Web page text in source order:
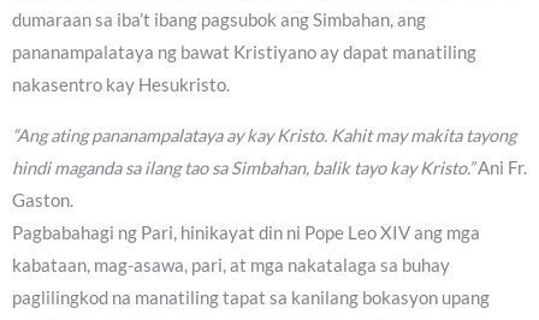
dumaraan sa iba’t ibang pagsubok ang Simbahan, ang
pananampalataya ng bawat Kristiyano ay dapat manatiling
nakasentro kay Hesukristo.
“Ang ating pananampalataya ay kay Kristo. Kahit may makita tayong
hindi maganda sa ilang tao sa Simbahan, balik tayo kay Kristo.”Ani Fr.
Gaston.
Pagbabahagi ng Pari, hinikayat din ni Pope Leo XIV ang mga
kabataan, mag-asawa, pari, at mga nakatalaga sa buhay
paglilingkod na manatiling tapat sa kanilang bokasyon upang